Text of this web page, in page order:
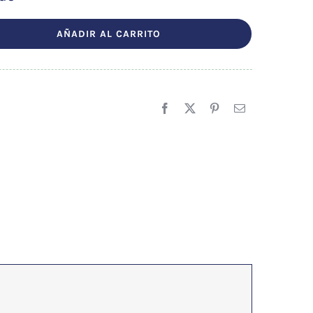
AÑADIR AL CARRITO